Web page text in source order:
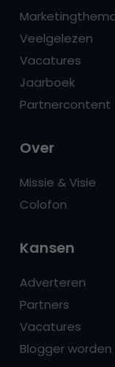
Veelgelezen
Vacatures
Jaarboek
Partnercontent
Over
Missie & Visie
Colofon
Kansen
Adverteren
Partners
Vacatures
Blogger worden